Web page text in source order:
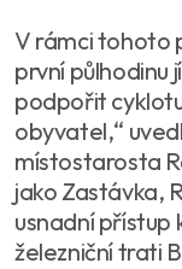
V rámci tohoto
první půlhodinu
podpořit
obyvatel,“
místostarosta
jako Zastávka,
usnadní
železniční trati